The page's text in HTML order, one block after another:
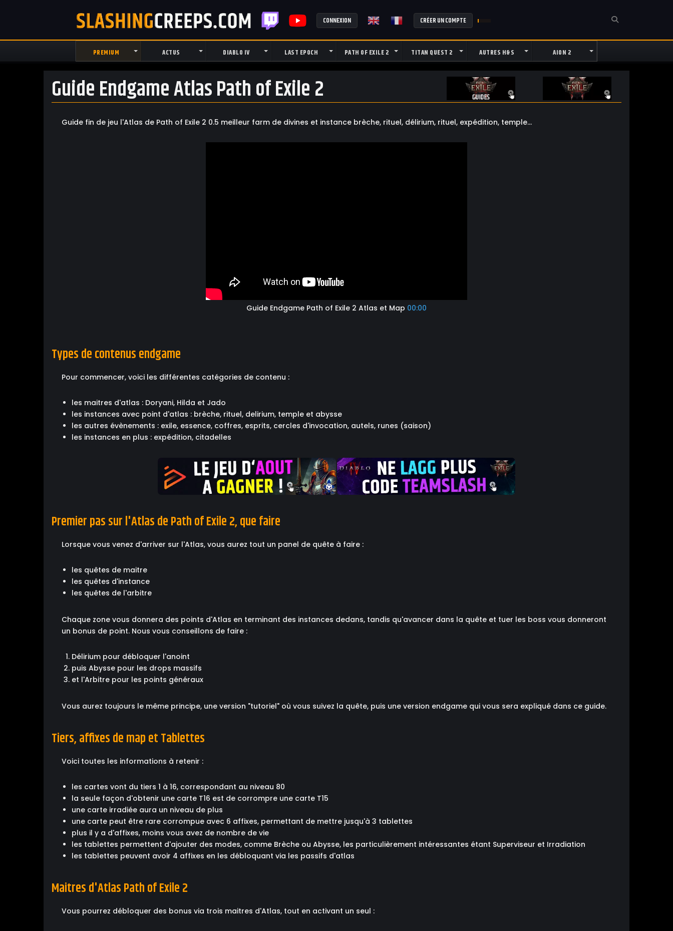
CONNEXION CRÉER UN COMPTE
PREMIUM ACTUS DIABLO IV LAST EPOCH PATH OF EXILE 2 TITAN QUEST 2 AUTRES H&S AION 2
Guide Endgame Atlas Path of Exile 2
Guide fin de jeu l'Atlas de Path of Exile 2 0.5 meilleur farm de divines et instance brèche, rituel, délirium, rituel, expédition, temple...
Guide Endgame Path of Exile 2 Atlas et Map 00:00
Types de contenus endgame
Pour commencer, voici les différentes catégories de contenu :
les maitres d'atlas : Doryani, Hilda et Jado
les instances avec point d'atlas : brèche, rituel, delirium, temple et abysse
les autres évènements : exile, essence, coffres, esprits, cercles d'invocation, autels, runes (saison)
les instances en plus : expédition, citadelles
Premier pas sur l'Atlas de Path of Exile 2, que faire
Lorsque vous venez d'arriver sur l'Atlas, vous aurez tout un panel de quête à faire :
les quêtes de maitre
les quêtes d'instance
les quêtes de l'arbitre
Chaque zone vous donnera des points d'Atlas en terminant des instances dedans, tandis qu'avancer dans la quête et tuer les boss vous donneront
un bonus de point. Nous vous conseillons de faire :
Délirium pour débloquer l'anoint
puis Abysse pour les drops massifs
et l'Arbitre pour les points généraux
Vous aurez toujours le même principe, une version "tutoriel" où vous suivez la quête, puis une version endgame qui vous sera expliqué dans ce guide.
Tiers, affixes de map et Tablettes
Voici toutes les informations à retenir :
les cartes vont du tiers 1 à 16, correspondant au niveau 80
la seule façon d'obtenir une carte T16 est de corrompre une carte T15
une carte irradiée aura un niveau de plus
une carte peut être rare corrompue avec 6 affixes, permettant de mettre jusqu'à 3 tablettes
plus il y a d'affixes, moins vous avez de nombre de vie
les tablettes permettent d'ajouter des modes, comme Brèche ou Abysse, les particulièrement intéressantes étant Superviseur et Irradiation
les tablettes peuvent avoir 4 affixes en les débloquant via les passifs d'atlas
Maitres d'Atlas Path of Exile 2
Vous pourrez débloquer des bonus via trois maitres d'Atlas, tout en activant un seul :